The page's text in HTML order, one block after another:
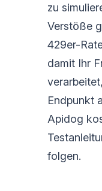
zu
Verstöße
429er-
damit Ihr
Endpunkt
Apidog
folgen.